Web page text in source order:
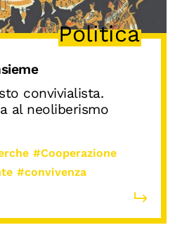
Politica
convivialista.
al neoliberismo
#Cooperazione
#convivenza